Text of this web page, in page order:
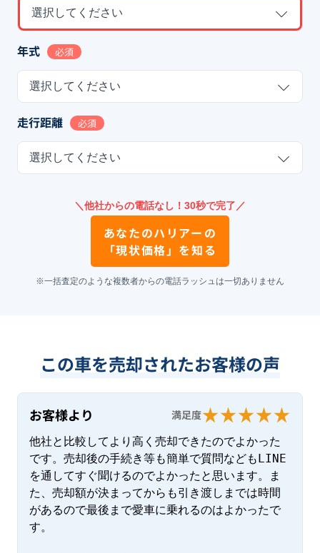
選択してください
年式 必須
選択してください
走行距離 必須
選択してください
＼他社からの電話なし！30秒で完了／
あなたのハリアー の
「現状価格」を知る
※一括査定のような複数者からの電話ラッシュは一切ありません
この車を売却されたお客様の声
お客様より 満足度
他社と比較してより高く売却できたのでよかった
です。売却後の手続き等も簡単で質問などもLINE
を通してすぐ聞けるのでよかったと思います。ま
た、売却額が決まってからも引き渡しまでは時間
があるので最後まで愛車に乗れるのはよかったで
す。